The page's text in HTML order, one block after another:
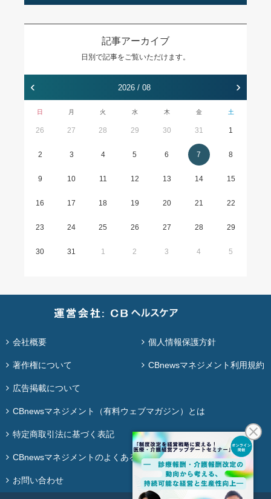
記事アーカイブ
日別で記事をご覧いただけます。
‹ 2026 / 08 ›
日 月 火 水 木 金 土
26 27 28 29 30 31 1
2 3 4 5 6 7 8
9 10 11 12 13 14 15
16 17 18 19 20 21 22
23 24 25 26 27 28 29
30 31 1 2 3 4 5
会社概要 個人情報保護方針
著作権について CBnewsマネジメント利用規約
広告掲載について
CBnewsマネジメント（有料ウェブマガジン）とは
特定商取引法に基づく表記
CBnewsマネジメントのよくある質問
お問い合わせ